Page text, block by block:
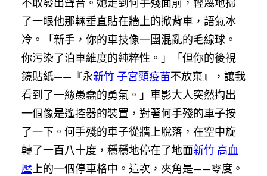
了一眼他那輛垂直貼在牆上的掀背車，語氣冰
冷。「新手，你的車技像一團混亂的毛線球。
你污染了泊車維度的純粹性。」「但你的後視
鏡貼紙——『永新竹 子宮頸疫苗不放棄』，讓我
看到了一絲愚蠢的勇氣。」車影大人突然掏出
一個像是遙控器的裝置，對著何手殘的車子按
了一下。何手殘的車子從牆上脫落，在空中旋
轉了一百八十度，穩穩地停在了地面新竹 高血
壓上的一個停車格中。這次，夾角是——零度。